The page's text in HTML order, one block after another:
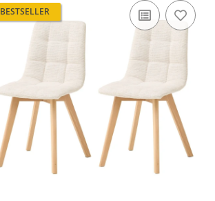
BESTSELLER